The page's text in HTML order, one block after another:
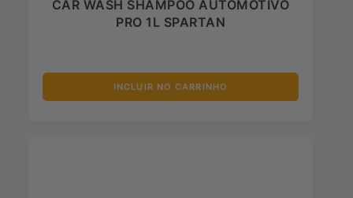
CAR WASH SHAMPOO AUTOMOTIVO
PRO 1L SPARTAN
INCLUIR NO CARRINHO